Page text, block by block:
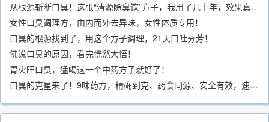
从根源斩断口臭！这张“清源除臭饮”方子，我用了几十年，效果真不错
女性口臭调理方，由内而外去异味，女性体质专用！
口臭的根源找到了，用这个方子调理，21天口吐芬芳！
佛说口臭的原因，看完恍然大悟！
胃火旺口臭，猛喝这一个中药方子就好了！
口臭的克星来了！9味药方，精确到克、药食同源、安全有效，速看！